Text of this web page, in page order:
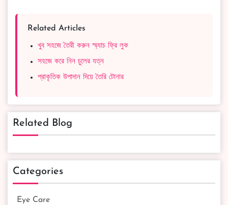
Related Articles
খুব সহজে তৈরী করুন স্ম্যাচ ফ্রি লুক
সহজে করে নিন চুলের যত্ন
প্রাকৃতিক উপাদান দিয়ে তৈরি টোনার
Related Blog
Categories
Eye Care